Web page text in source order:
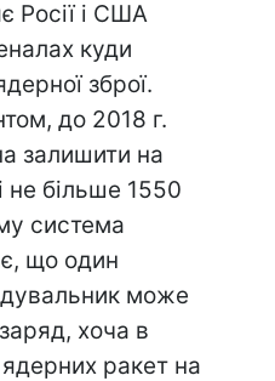
Росії і США
куди
зброї.
до 2018 г.
залишити на
не більше 1550
система
що один
може
хоча в
ядерних ракет на